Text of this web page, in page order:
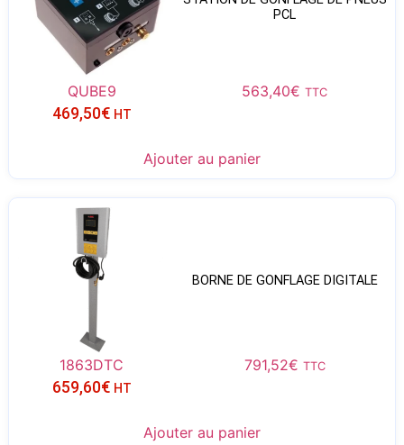
PCL
QUBE9 563,40€ TTC
469,50€ HT
Ajouter au panier
BORNE DE GONFLAGE DIGITALE
1863DTC 791,52€ TTC
659,60€ HT
Ajouter au panier